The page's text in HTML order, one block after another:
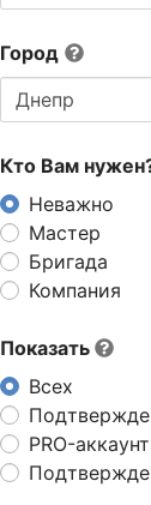
Город
Днепр
Кто Вам
Неважно
Мастер
Бригада
Компания
Показать
Всех
PRO-аккаунт